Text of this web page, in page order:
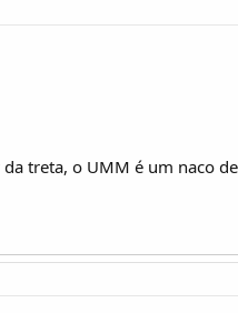
treta, o UMM é um naco